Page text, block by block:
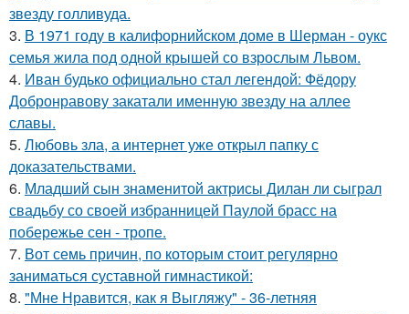
звезду голливуда.
3. В 1971 году в калифорнийском доме в Шерман - оукс
семья жила под одной крышей со взрослым Львом.
4. Иван будько официально стал легендой: Фёдору
Добронравову закатали именную звезду на аллее
славы.
5. Любовь зла, а интернет уже открыл папку с
доказательствами.
6. Младший сын знаменитой актрисы Дилан ли сыграл
свадьбу со своей избранницей Паулой брасс на
побережье сен - тропе.
7. Вот семь причин, по которым стоит регулярно
заниматься суставной гимнастикой:
8. "Мне Нравится, как я Выгляжу" - 36-летняя